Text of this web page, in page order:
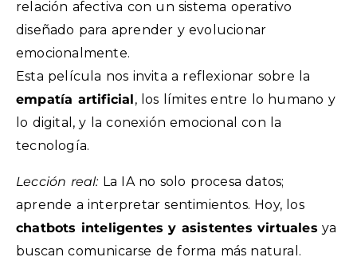
relación afectiva con un sistema operativo
diseñado para aprender y evolucionar
emocionalmente.
Esta película nos invita a reflexionar sobre la
empatía artificial, los límites entre lo humano y
lo digital, y la conexión emocional con la
tecnología.
Lección real:La IA no solo procesa datos;
aprende a interpretar sentimientos. Hoy, los
chatbots inteligentes y asistentes virtuales ya
buscan comunicarse de forma más natural.